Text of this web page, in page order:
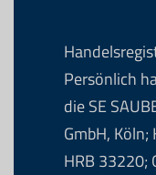
Persönlich
die SE
GmbH, Köln;
HRB 33220;